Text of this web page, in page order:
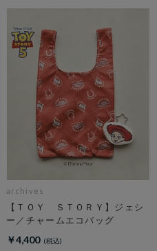
archives
【ＴＯＹ ＳＴＯＲＹ】ジェシ
ー／チャームエコバッグ
￥4,400